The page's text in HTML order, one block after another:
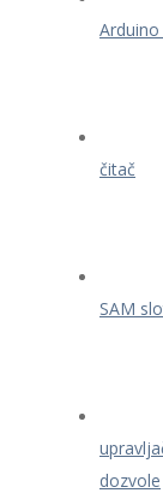
čitač
SAM
dozvole